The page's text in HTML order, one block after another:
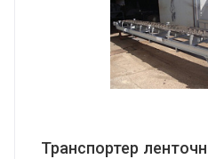
Транспортер